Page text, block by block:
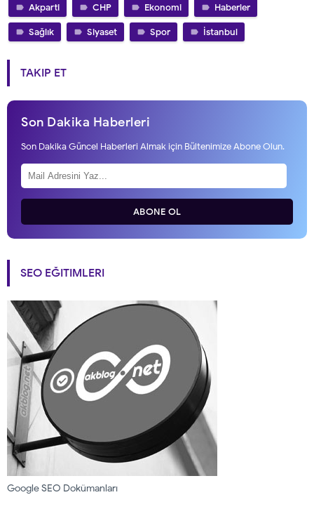
Akparti CHP Ekonomi Haberler
Sağlık Siyaset Spor İstanbul
TAKIP ET
Son Dakika Haberleri
Son Dakika Güncel Haberleri Almak için Bültenimize Abone Olun.
ABONE OL
SEO EĞITIMLERI
Google SEO Dokümanları